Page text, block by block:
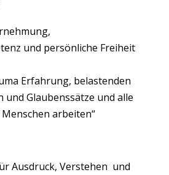
und persönliche Freiheit
Erfahrung, belastenden
Glaubenssätze und alle
arbeiten“
Ausdruck, Verstehen und